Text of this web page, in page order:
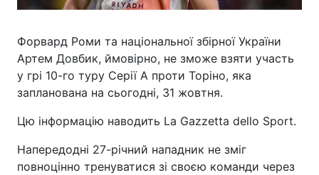
Форвард Роми та національної збірної України
Артем Довбик, ймовірно, не зможе взяти участь
у грі 10-го туру Серії А проти Торіно, яка
запланована на сьогодні, 31 жовтня.
Цю інформацію наводить La Gazzetta dello Sport.
Напередодні 27-річний нападник не зміг
повноцінно тренуватися зі своєю команди через